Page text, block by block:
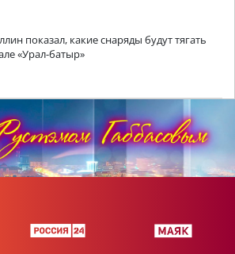
показал, какие снаряды будут тягать
«Урал-батыр»